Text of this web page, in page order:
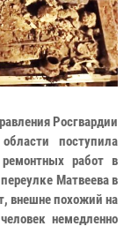
Росгвардии
поступила
работ в
Матвеева в
внешне похожий на
немедленно